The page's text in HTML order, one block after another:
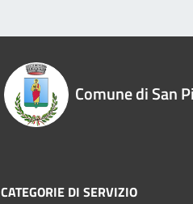
Comune di San
CATEGORIE DI SERVIZIO